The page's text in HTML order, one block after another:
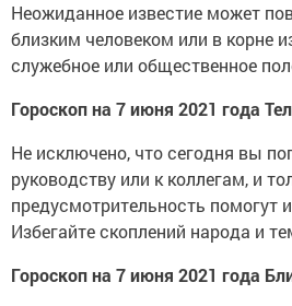
Неожиданное известие может
близким человеком или в корне
служебное или общественное
Гороскоп на 7 июня 2021 года
Не исключено, что сегодня вы
руководству или к коллегам, и
предусмотрительность помогут
Избегайте скоплений народа и
Гороскоп на 7 июня 2021 года